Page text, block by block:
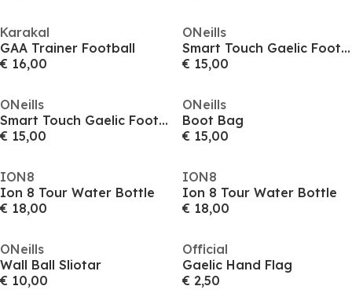
Karakal
GAA Trainer Football
€ 16,00
ONeills
Smart Touch Gaelic Football
€ 15,00
ONeills
Smart Touch Gaelic Football
€ 15,00
ONeills
Boot Bag
€ 15,00
ION8
Ion 8 Tour Water Bottle
€ 18,00
ION8
Ion 8 Tour Water Bottle
€ 18,00
ONeills
Wall Ball Sliotar
€ 10,00
Official
Gaelic Hand Flag
€ 2,50